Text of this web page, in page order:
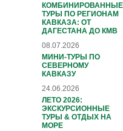
КОМБИНИРОВАННЫЕ
ТУРЫ ПО РЕГИОНАМ
КАВКАЗА: ОТ
ДАГЕСТАНА ДО КМВ
08.07.2026
МИНИ-ТУРЫ ПО
СЕВЕРНОМУ
КАВКАЗУ
24.06.2026
ЛЕТО 2026:
ЭКСКУРСИОННЫЕ
ТУРЫ & ОТДЫХ НА
МОРЕ